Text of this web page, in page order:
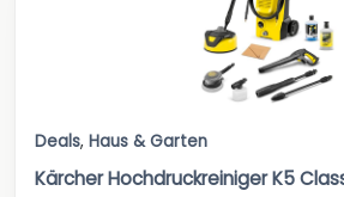
Deals, Haus & Garten
Kärcher Hochdruckreiniger K5